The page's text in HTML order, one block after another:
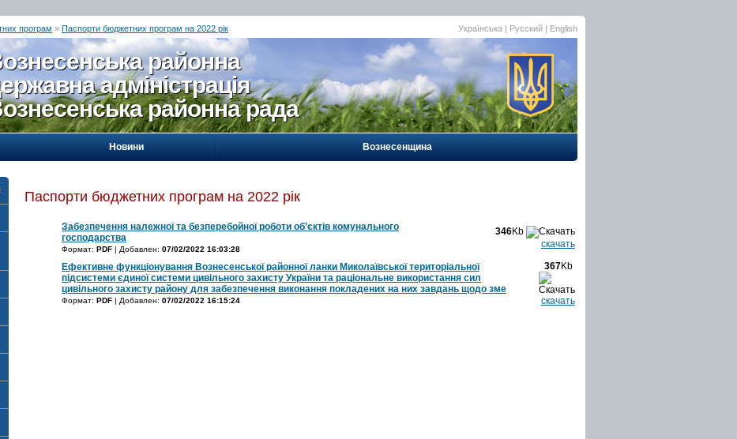
програм » Паспорти бюджетних програм на 2022 рік Українська | Русский | English
районна
адміністрація
районна рада
Новини Вознесенщина
Паспорти бюджетних програм на 2022 рік
Забезпечення належної та безперебойної роботи об’єктів комунального
господарства
Формат: PDF | Добавлен: 07/02/2022 16:03:28
346Kb
скачать
Ефективне функціонування Вознесенської районної ланки Миколаївської територіальної
підсистеми єдиної системи цивільного захисту України та раціональне використання сил
цивільного захисту району для забезпечення виконання покладених на них завдань щодо зме
Формат: PDF | Добавлен: 07/02/2022 16:15:24
367Kb
скачать